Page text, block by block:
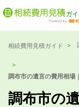
相続費用見積ガイド
調布市の遺言の費用相場
調布市の